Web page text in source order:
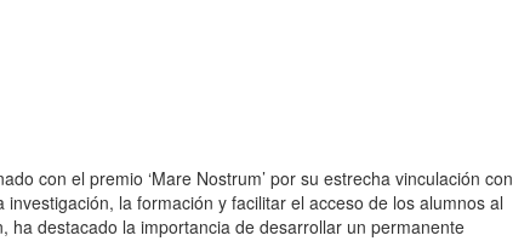
con el premio ‘Mare Nostrum’ por su estrecha vinculación con
la formación y facilitar el acceso de los alumnos al
destacado la importancia de desarrollar un permanente